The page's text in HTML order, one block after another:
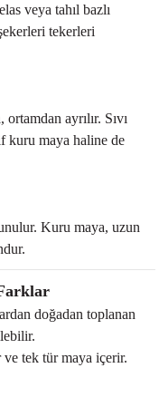
veya tahıl bazlı
tekerleri
ayrılır. Sıvı
kuru maya haline de
Kuru maya, uzun
doğadan toplanan
tek tür maya içerir.